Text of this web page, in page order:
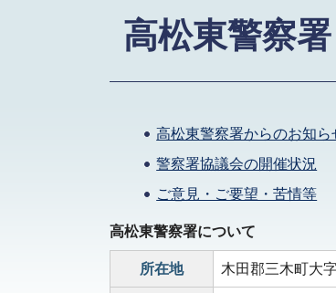
高松東警察署
高松東警察署からのお知ら
警察署協議会の開催状況
ご意見・ご要望・苦情等
高松東警察署について
所在地 木田郡三木町大